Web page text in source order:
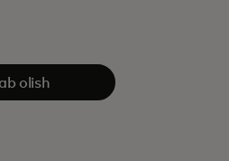
olish